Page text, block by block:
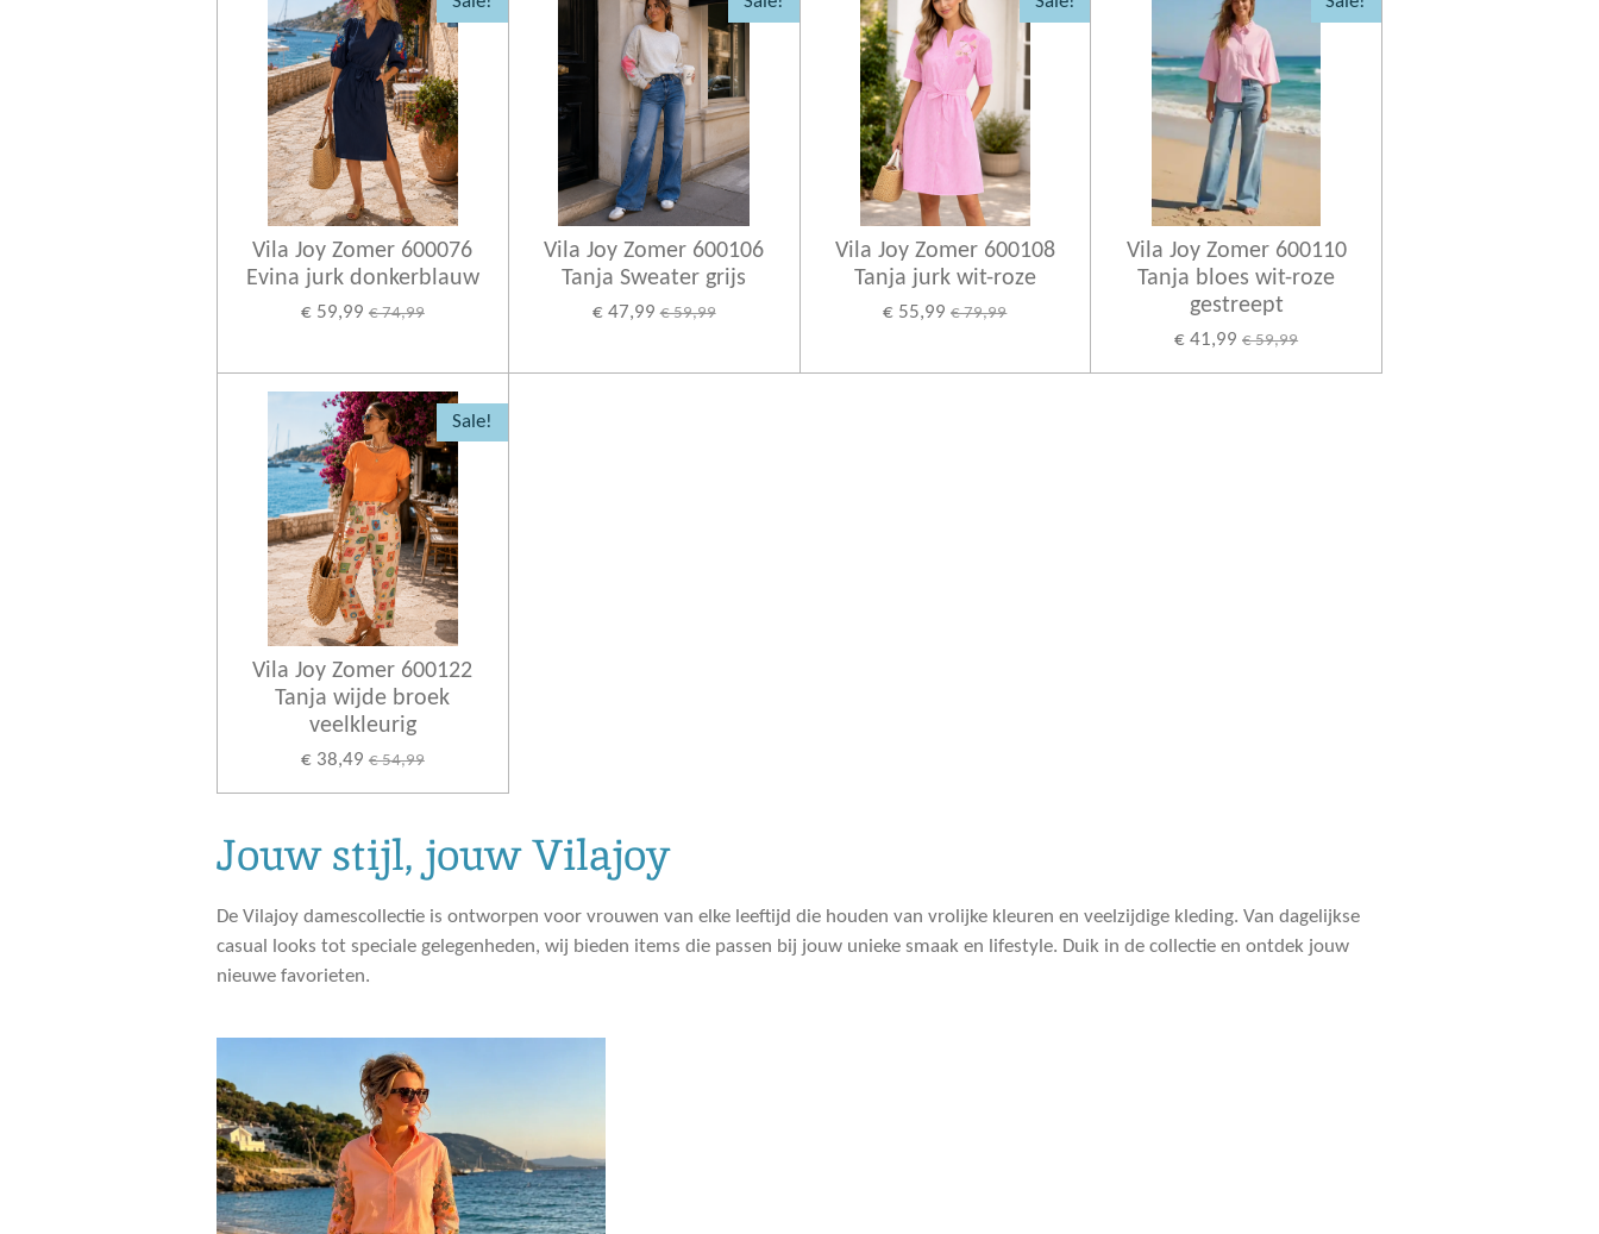
Vila Joy Zomer 600076
Evina jurk donkerblauw
€ 59,99 € 74,99
Vila Joy Zomer 600106
Tanja Sweater grijs
€ 47,99 € 59,99
Vila Joy Zomer 600108
Tanja jurk wit-roze
€ 55,99 € 79,99
Vila Joy Zomer 600110
Tanja bloes wit-roze
gestreept
€ 41,99 € 59,99
Sale!
Vila Joy Zomer 600122
Tanja wijde broek
veelkleurig
€ 38,49 € 54,99
Jouw stijl, jouw Vilajoy
De Vilajoy damescollectie is ontworpen voor vrouwen van elke leeftijd die houden van vrolijke kleuren en veelzijdige kleding. Van dagelijkse
casual looks tot speciale gelegenheden, wij bieden items die passen bij jouw unieke smaak en lifestyle. Duik in de collectie en ontdek jouw
nieuwe favorieten.